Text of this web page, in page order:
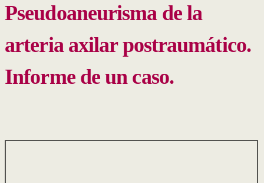
Pseudoaneurisma de la
arteria axilar postraumático.
Informe de un caso.